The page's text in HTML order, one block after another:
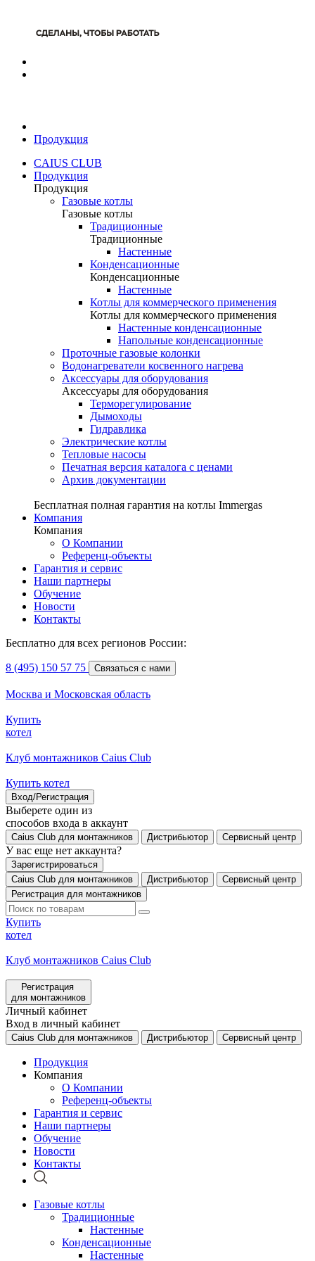
Продукция
CAIUS CLUB
Продукция
Продукция
Газовые котлы
Газовые котлы
Традиционные
Традиционные
Настенные
Конденсационные
Конденсационные
Настенные
Котлы для коммерческого применения
Котлы для коммерческого применения
Настенные конденсационные
Напольные конденсационные
Проточные газовые колонки
Водонагреватели косвенного нагрева
Аксессуары для оборудования
Аксессуары для оборудования
Терморегулирование
Дымоходы
Гидравлика
Электрические котлы
Тепловые насосы
Печатная версия каталога с ценами
Архив документации
Бесплатная полная гарантия на котлы Immergas
Компания
Компания
О Компании
Референц-объекты
Гарантия и сервис
Наши партнеры
Обучение
Новости
Контакты
Бесплатно для всех регионов России:
8 (495) 150 57 75 Связаться с нами
Москва и Московская область
Купить
котел
Клуб монтажников Caius Club
Купить котел
Вход/Регистрация
Выберете один из
способов входа в аккаунт
Caius Club для монтажников Дистрибьютор Сервисный центр
У вас еще нет аккаунта?
Зарегистрироваться
Caius Club для монтажников
Дистрибьютор
Сервисный центр
Регистрация для монтажников
Купить
котел
Клуб монтажников Caius Club
Регистрация
для монтажников
Личный кабинет
Вход в личный кабинет
Caius Club для монтажников Дистрибьютор Сервисный центр
Продукция
Компания
О Компании
Референц-объекты
Гарантия и сервис
Наши партнеры
Обучение
Новости
Контакты
Газовые котлы
Традиционные
Настенные
Конденсационные
Настенные